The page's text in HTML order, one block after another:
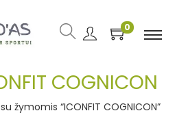
0
COGNICON
žymomis “ICONFIT COGNICON”